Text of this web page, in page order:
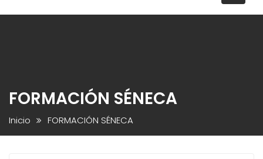
FORMACIÓN SÉNECA
Inicio FORMACIÓN SÉNECA